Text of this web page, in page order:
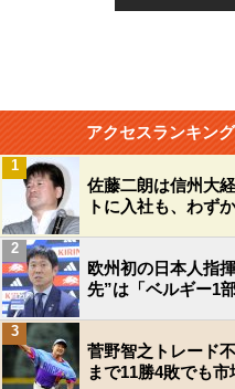
アクセスランキング
佐藤二朗は信州大
トに入社も、わず
1
欧州初の日本人指
先”は「ベルギー1
2
菅野智之トレード
まで11勝4敗でも
3